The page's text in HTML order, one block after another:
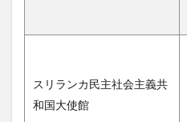
スリランカ民主社会主義共
和国大使館